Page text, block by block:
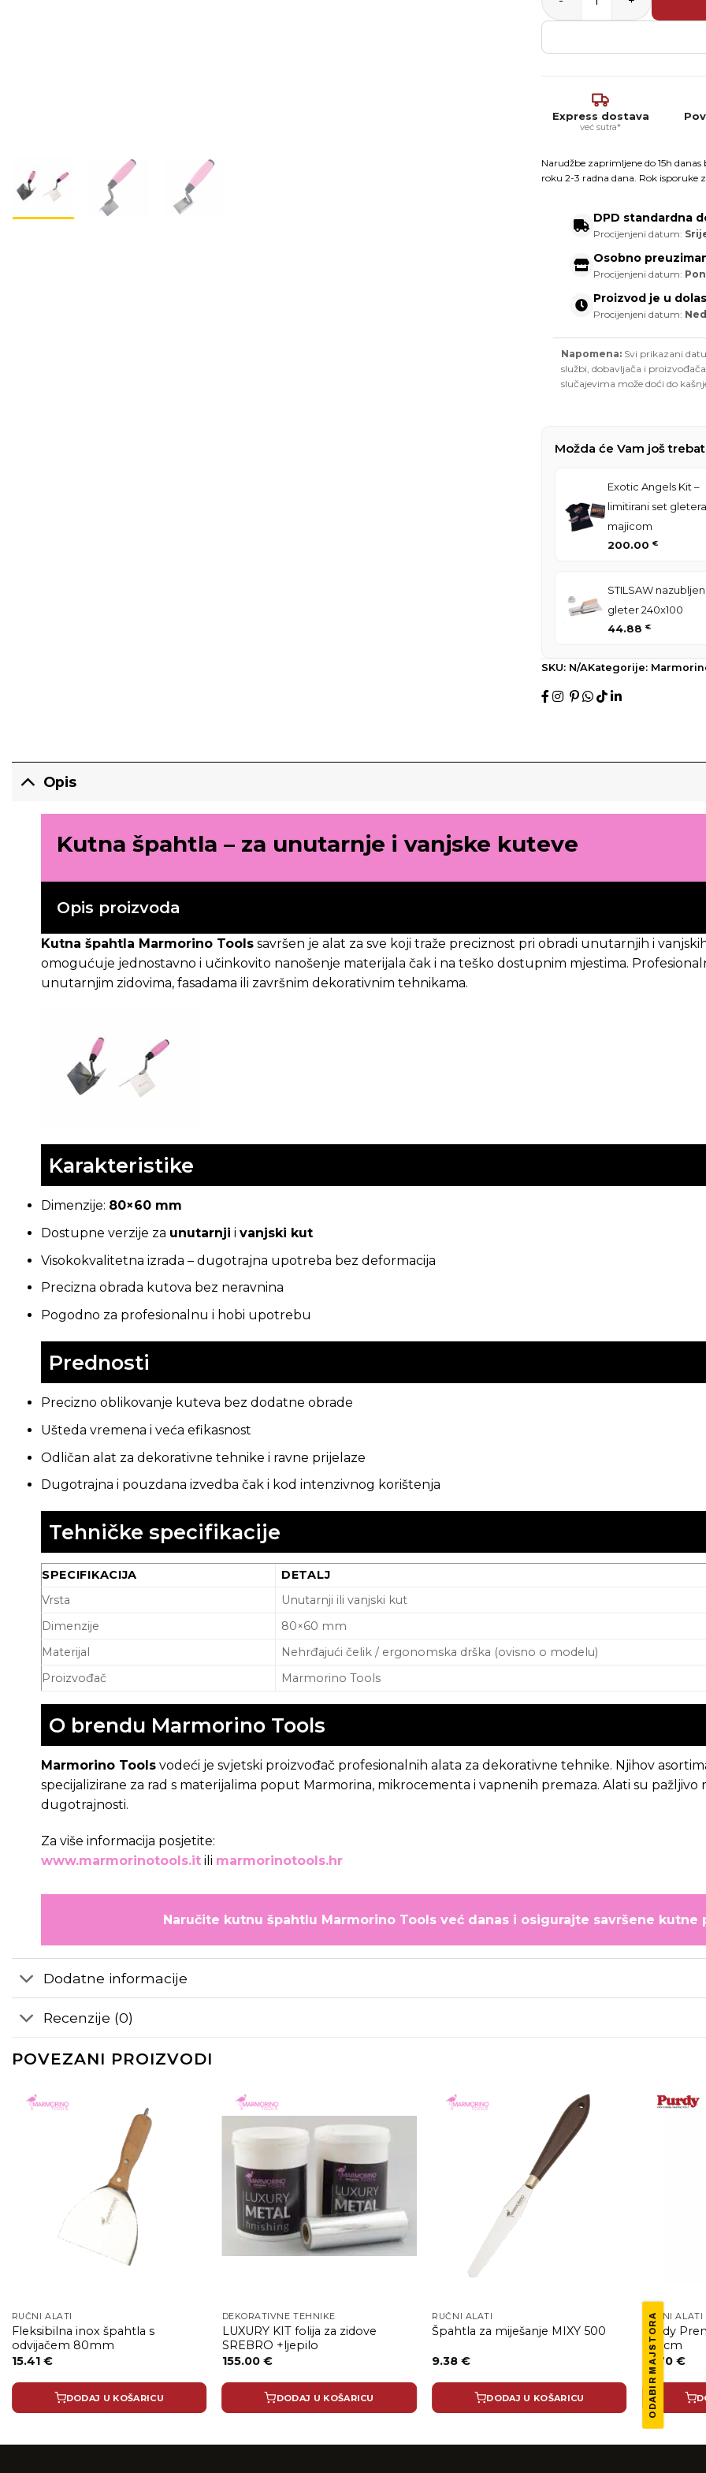
Express dostava
već sutra*
Narudžbe zaprimljene do 15h danas
roku 2-3 radna dana. Rok isporuke
DPD standardna
Procijenjeni datum:
Osobno
Procijenjeni datum:
Proizvod je u
Procijenjeni datum:
Napomena: Svi prikazani
službi, dobavljača i
slučajevima može doći do
Možda će Vam još
Exotic Angels Kit –
limitirani set
majicom
200.00 €
STILSAW
gleter 240x100
44.88 €
SKU: N/AKategorije:
Opis
Kutna špahtla – za unutarnje i vanjske kuteve
Opis proizvoda
Kutna špahtla Marmorino Toolssavršen je alat za sve koji traže preciznost pri obradi unutarnjih i
omogućuje jednostavno i učinkovito nanošenje materijala čak i na teško dostupnim mjestima.
unutarnjim zidovima, fasadama ili završnim dekorativnim tehnikama.
Karakteristike
Dimenzije: 80×60 mm
Dostupne verzije za unutarnji i vanjski kut
Visokokvalitetna izrada – dugotrajna upotreba bez deformacija
Precizna obrada kutova bez neravnina
Pogodno za profesionalnu i hobi upotrebu
Prednosti
Precizno oblikovanje kuteva bez dodatne obrade
Ušteda vremena i veća efikasnost
Odličan alat za dekorativne tehnike i ravne prijelaze
Dugotrajna i pouzdana izvedba čak i kod intenzivnog korištenja
Tehničke specifikacije
SPECIFIKACIJA
DETALJ
Vrsta
Unutarnji ili vanjski kut
Dimenzije
80×60 mm
Materijal
Nehrđajući čelik / ergonomska drška (ovisno o modelu)
Proizvođač
Marmorino Tools
O brendu Marmorino Tools
Marmorino Toolsvodeći je svjetski proizvođač profesionalnih alata za dekorativne tehnike. Njihov
specijalizirane za rad s materijalima poput Marmorina, mikrocementa i vapnenih premaza. Alati su
dugotrajnosti.
Za više informacija posjetite:
www.marmorinotools.itili marmorinotools.hr
Naručite kutnu špahtlu Marmorino Tools već danas i osigurajte savršene
Dodatne informacije
Recenzije (0)
POVEZANI PROIZVODI
RUČNI ALATI
Fleksibilna inox špahtla s
odvijačem 80mm
15.41 €
DODAJ U KOŠARICU
DEKORATIVNE TEHNIKE
LUXURY KIT folija za zidove
SREBRO +ljepilo
155.00 €
DODAJ U KOŠARICU
RUČNI ALATI
Špahtla za miješanje MIXY 500
9.38€
DODAJ U KOŠARICU ODABIR MAJSTORA
RUČNI ALATI
Purdy
10.2cm
13.70€